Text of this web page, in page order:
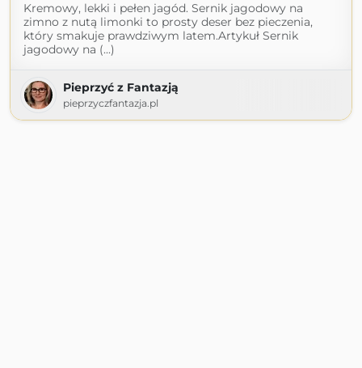
Kremowy, lekki i pełen jagód. Sernik jagodowy na
zimno z nutą limonki to prosty deser bez pieczenia,
który smakuje prawdziwym latem.Artykuł Sernik
jagodowy na (...)
Pieprzyć z Fantazją
pieprzyczfantazja.pl